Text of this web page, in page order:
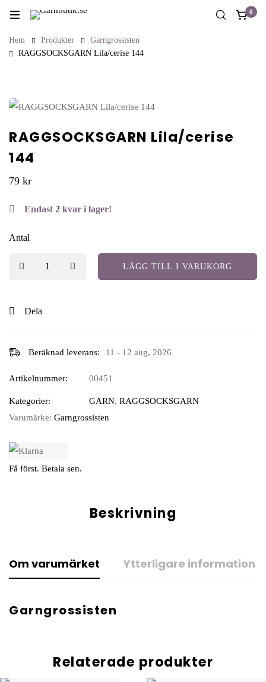
0
Hem Produkter
Garngrossisten
RAGGSOCKSGARN Lila/cerise 144
RAGGSOCKSGARN Lila/cerise
144
79 kr
Endast 2 kvar i lager!
Antal
LÄGG TILL I VARUKORG
Dela
Beräknad leverans: 11 - 12 aug, 2026
Artikelnummer: 00451
Kategorier: GARN, RAGGSOCKSGARN
Varumärke: Garngrossisten
Få först. Betala sen.
Beskrivning
Om varumärket Ytterligare information
Garngrossisten
Relaterade produkter